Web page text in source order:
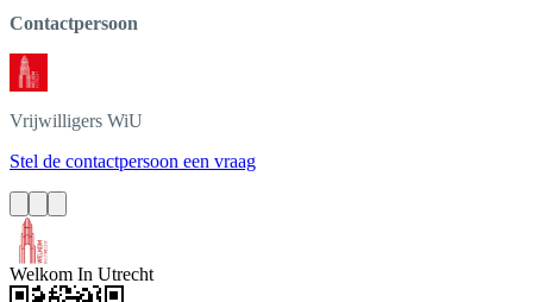
Contactpersoon
Vrijwilligers WiU
Stel de contactpersoon een vraag
Welkom In Utrecht